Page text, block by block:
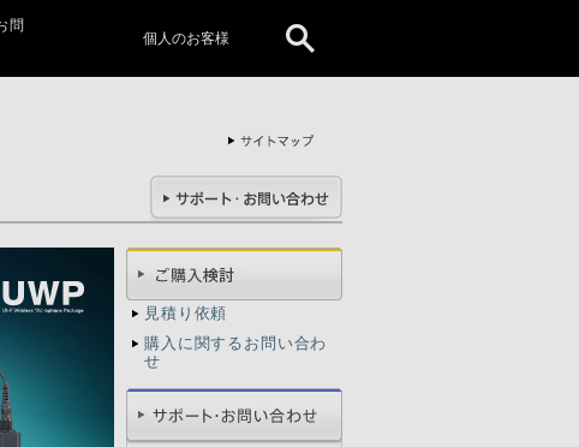
問
個人のお客様
見積り依頼
購入に関するお問い合わ
せ